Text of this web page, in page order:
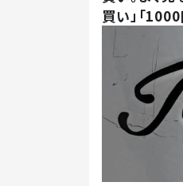
買い」「1000